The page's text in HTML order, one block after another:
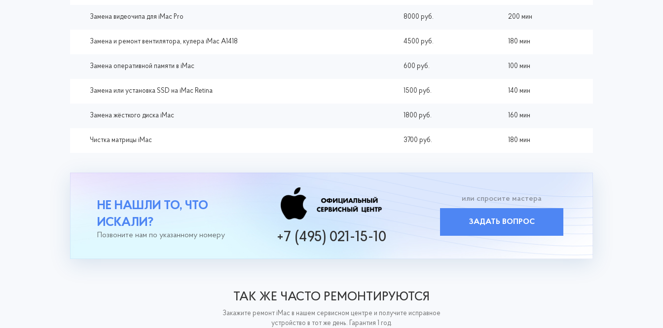
Замена видеочипа для iMac Pro 8000 руб. 200 мин
Замена и ремонт вентилятора, кулера iMac A1418 4500 руб. 180 мин
Замена оперативной памяти в iMac 600 руб. 100 мин
Замена или установка SSD на iMac Retina 1500 руб. 140 мин
Замена жёсткого диска iMac 1800 руб. 160 мин
Чистка матрицы iMac 3700 руб. 180 мин
НЕ НАШЛИ ТО, ЧТО
ИСКАЛИ?
Позвоните нам по указанному номеру +7 (495) 021-15-10
или спросите мастера
ЗАДАТЬ ВОПРОС
ТАК ЖЕ ЧАСТО РЕМОНТИРУЮТСЯ
Закажите ремонт iMac в нашем сервисном центре и получите исправное
устройство в тот же день. Гарантия 1 год.